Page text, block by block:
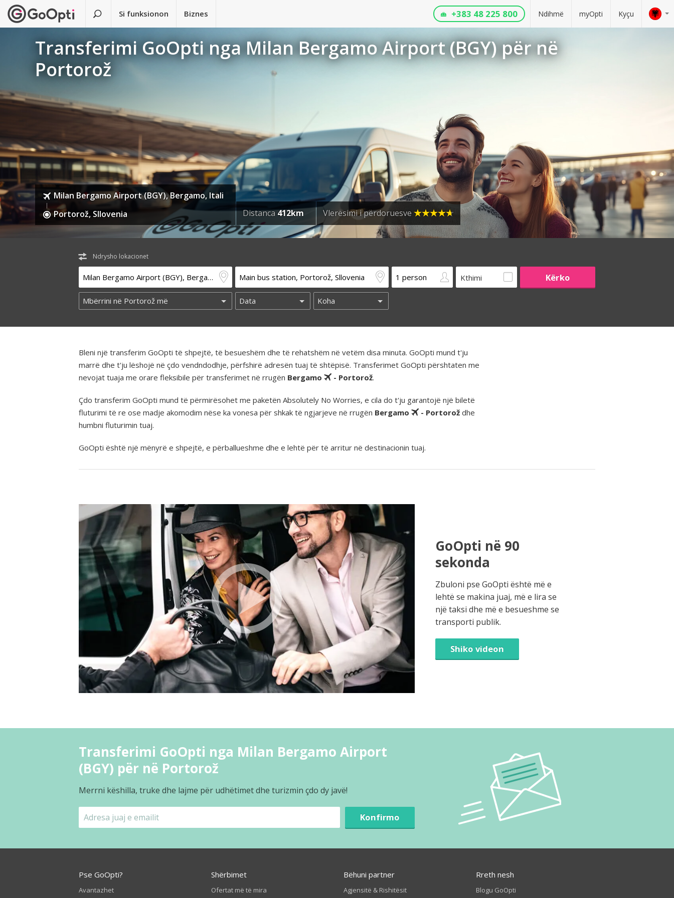
Si funksionon Biznes Ndihmë myOpti Kyçu
+383 48 225 800
Transferimi GoOpti nga Milan Bergamo Airport (BGY) për në
Portorož
Milan Bergamo Airport (BGY), Bergamo, Itali
Portorož, Sllovenia
Distanca412km Vlerësimi i përdoruesve
Ndrysho lokacionet
Kthimi
Bleni një transferim GoOpti të shpejtë, të besueshëm dhe të rehatshëm në vetëm disa minuta. GoOpti mund t'ju
marrë dhe t'ju lëshojë në çdo vendndodhje, përfshirë adresën tuaj të shtëpisë. Transferimet GoOpti përshtaten me
nevojat tuaja me orare fleksibile për transferimet në rrugën Bergamo - Portorož.
Çdo transferim GoOpti mund të përmirësohet me paketën Absolutely No Worries, e cila do t'ju garantojë një biletë
fluturimi të re ose madje akomodim nëse ka vonesa për shkak të ngjarjeve në rrugën Bergamo - Portorož dhe
humbni fluturimin tuaj.
GoOpti është një mënyrë e shpejtë, e përballueshme dhe e lehtë për të arritur në destinacionin tuaj.
GoOpti në 90
sekonda
Zbuloni pse GoOpti është më e
lehtë se makina juaj, më e lira se
një taksi dhe më e besueshme se
transporti publik.
Shiko videon
Transferimi GoOpti nga Milan Bergamo Airport
(BGY) për në Portorož
Merrni këshilla, truke dhe lajme për udhëtimet dhe turizmin çdo dy javë!
Konfirmo
Pse GoOpti?
Avantazhet
Shërbimet
Ofertat më të mira
Bëhuni partner
Agjensitë & Rishitësit
Rreth nesh
Blogu GoOpti